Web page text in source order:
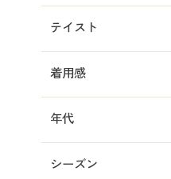
テイスト
着用感
年代
シーズン